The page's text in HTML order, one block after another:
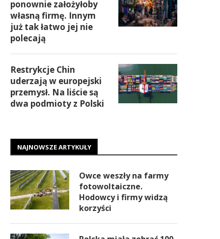
ponownie założyłoby
własną firmę. Innym
już tak łatwo jej nie
polecają
Restrykcje Chin
uderzają w europejski
przemysł. Na liście są
dwa podmioty z Polski
NAJNOWSZE ARTYKUŁY
Owce weszły na farmy
fotowoltaiczne.
Hodowcy i firmy widzą
korzyści